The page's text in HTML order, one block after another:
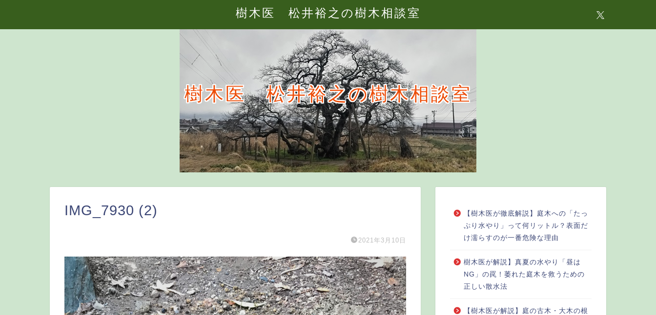
樹木医 松井裕之の樹木相談室
樹木医 松井裕之の樹木相談室
IMG_7930 (2)
2021年3月10日
【樹木医が徹底解説】庭木への「たっ
ぷり水やり」って何リットル？表面だ
け濡らすのが一番危険な理由
樹木医が解説】真夏の水やり「昼は
NG」の罠！萎れた庭木を救うための
正しい散水法
【樹木医が解説】庭の古木・大木の根